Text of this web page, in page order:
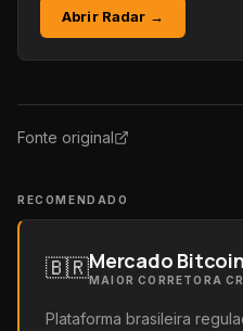
Abrir Radar →
Fonte original
RECOMENDADO
🇧🇷Mercado Bitcoin
MAIOR CORRETORA
Plataforma brasileira